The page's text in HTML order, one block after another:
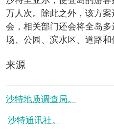
万人次。除此之外，该方
会，相关部门还会将全岛多
场、公园、滨水区、道路和
来源
沙特地质调查局。
沙特通讯社。